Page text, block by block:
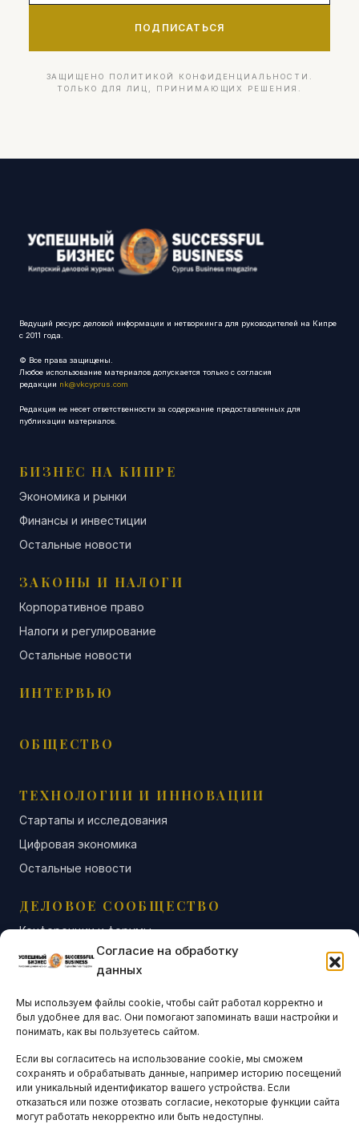
Согласие на обработку
данных
Мы используем файлы cookie, чтобы сайт работал корректно и
был удобнее для вас. Они помогают запоминать ваши настройки и
понимать, как вы пользуетесь сайтом.
Если вы согласитесь на использование cookie, мы сможем
сохранять и обрабатывать данные, например историю посещений
или уникальный идентификатор вашего устройства. Если
отказаться или позже отозвать согласие, некоторые функции сайта
могут работать некорректно или быть недоступны.
ПОДПИСАТЬСЯ
ЗАЩИЩЕНО ПОЛИТИКОЙ КОНФИДЕНЦИАЛЬНОСТИ.
ТОЛЬКО ДЛЯ ЛИЦ, ПРИНИМАЮЩИХ РЕШЕНИЯ.
Ведущий ресурс деловой информации и нетворкинга для руководителей на Кипре
с 2011 года.
© Все права защищены.
Любое использование материалов допускается только с согласия
редакции nk@vkcyprus.com
Редакция не несет ответственности за содержание предоставленных для
публикации материалов.
БИЗНЕС НА КИПРЕ
Экономика и рынки
Финансы и инвестиции
Остальные новости
ЗАКОНЫ И НАЛОГИ
Корпоративное право
Налоги и регулирование
Остальные новости
ИНТЕРВЬЮ
ОБЩЕСТВО
ТЕХНОЛОГИИ И ИННОВАЦИИ
Стартапы и исследования
Цифровая экономика
Остальные новости
ДЕЛОВОЕ СООБЩЕСТВО
Конференции и форумы
Бизнес-клубы и ассоциации
Остальные новости
АНАЛИТИКА И СТАТИСТИКА
ARTICLES IN ENGLISH
НАВИГАЦИЯ